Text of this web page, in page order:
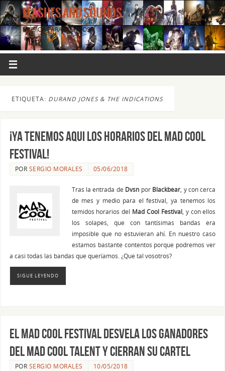
FLASHES AND SOUNDS
MÚSICA PARA LOS OJOS.
ETIQUETA: DURAND JONES & THE INDICATIONS
¡Ya tenemos aqui los horarios del Mad Cool
Festival!
POR SERGIO MORALES 05/06/2018
Tras la entrada de Dvsn por Blackbear, y con cerca
de mes y medio para el festival, ya tenemos los
temidos horarios del Mad Cool Festival, y con ellos
los solapes, que con tantísimas bandas era
imposible que no estuvieran ahí. En nuestro caso
estamos bastante contentos porque podremos ver
a casi todas las bandas que queríamos. ¿Que tal vosotros?
SIGUE LEYENDO
El Mad Cool Festival desvela los ganadores
del Mad Cool Talent y cierran su cartel
POR SERGIO MORALES 10/05/2018